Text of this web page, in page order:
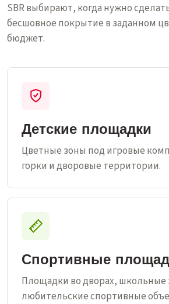
SBR выбирают, когда нужно
бесшовное покрытие в заданном
бюджет.
Детские площадки
Цветные зоны под игровые
горки и дворовые территории.
Спортивные
Площадки во дворах, школьные
любительские спортивные